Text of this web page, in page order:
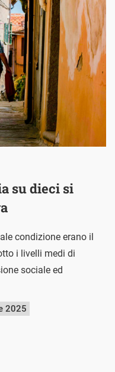
su dieci si
condizione erano il
i livelli medi di
sociale ed
2025